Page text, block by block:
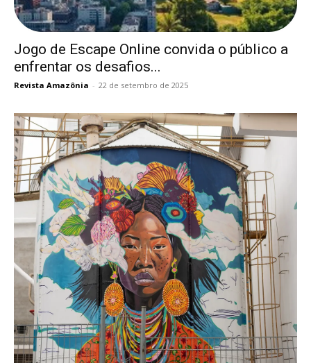
Jogo de Escape Online convida o público a
enfrentar os desafios...
Revista Amazônia - 22 de setembro de 2025